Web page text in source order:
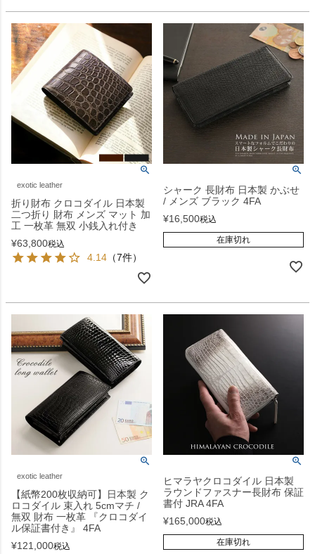
exotic leather
折り財布 クロコダイル 日本製
二つ折り 財布 メンズ マット 加
工 一枚革 無双 小銭入れ付き
¥63,800税込
4.14 （7件）
シャーク 長財布 日本製 かぶせ
/ メンズ ブラック 4FA
¥16,500税込
在庫切れ
exotic leather
【紙幣200枚収納可】日本製 ク
ロコダイル 束入れ 5cmマチ /
無双 財布 一枚革 『クロコダイ
ル保証書付き』 4FA
¥121,000税込
ヒマラヤクロコダイル 日本製
ラウンドファスナー長財布 保証
書付 JRA 4FA
¥165,000税込
在庫切れ